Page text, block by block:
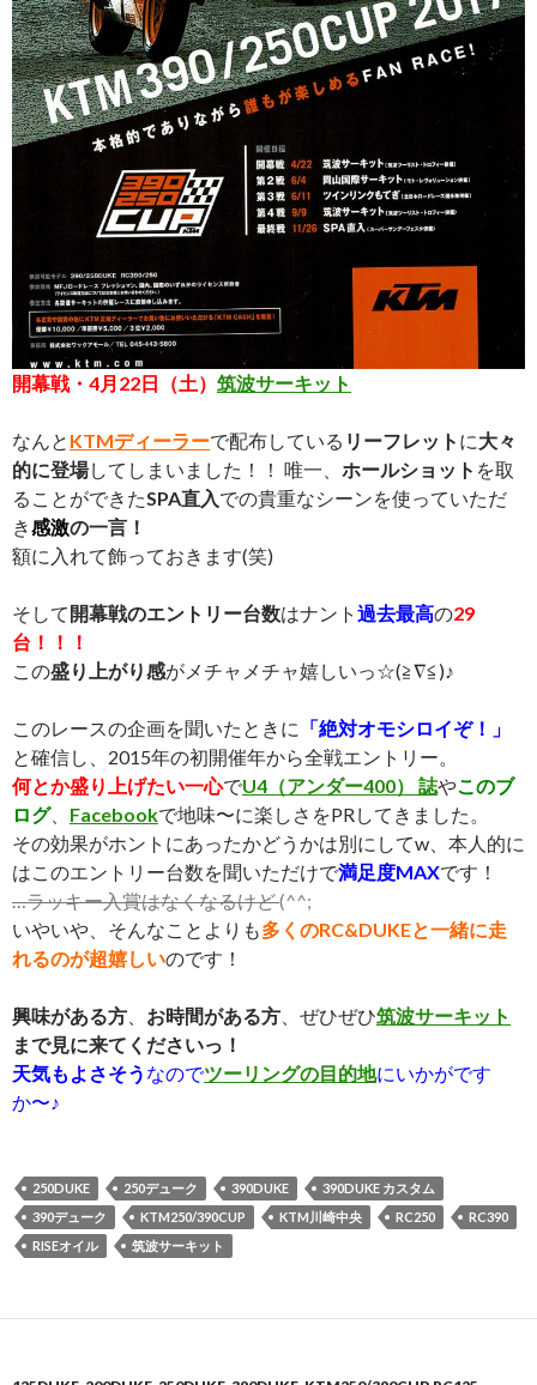
開幕戦・4月22日（土） 筑波サーキット
なんと KTMディーラーで配布している リーフレット に大々
的に登場してしまいました！！ 唯一、 ホールショット を取
ることができたSPA直入 での貴重なシーンを使っていただ
き感激の一言！
額に入れて飾っておきます(笑)
そして開幕戦のエントリー台数はナント 過去最高の29
台！！！
この盛り上がり感がメチャメチャ嬉しいっ☆(≧∇≦)♪
このレースの企画を聞いたときに 「絶対オモシロイぞ！」
と確信し、2015年の初開催年から全戦エントリー。
何とか盛り上げたい一心でU4（アンダー400） 誌やこのブ
ログ、 Facebookで地味〜に楽しさをPRしてきました。
その効果がホントにあったかどうかは別にしてw、本人的に
はこのエントリー台数を聞いただけで満足度MAXです！
…ラッキー入賞はなくなるけど(^^;
いやいや、そんなことよりも多くのRC&DUKEと一緒に走
れるのが超嬉しいのです！
興味がある方 お時間がある方 、ぜひぜひ筑波サーキット
まで見に来てくださいっ！
天気もよさそう なのでツーリングの目的地にいかがです
か〜♪
250DUKE 250デューク 390DUKE
390DUKE カスタム
390デューク
KTM250/390CUP KTM川崎中央 RC250
RC390
RISEオイル
筑波サーキット